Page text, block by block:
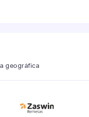
geográfica